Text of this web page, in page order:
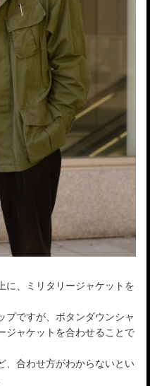
に、ミリタリージャケットを
プですが、ボタンダウンシャ
ジャケットを合わせることで
、合わせ方がわからないとい